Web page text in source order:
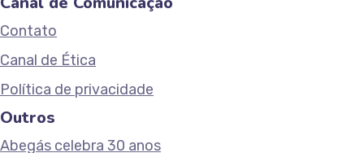
Contato
Canal de Ética
Política de privacidade
Outros
Abegás celebra 30 anos